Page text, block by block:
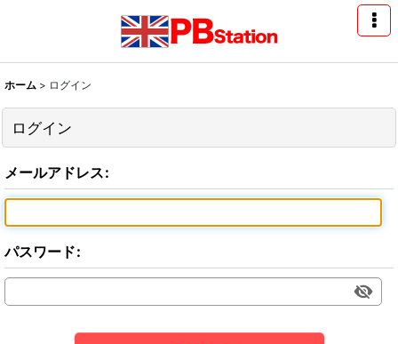
ホーム > ログイン
ログイン
メールアドレス:
パスワード: